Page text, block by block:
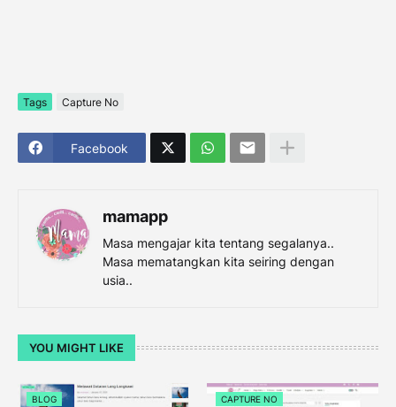
Tags Capture No
Facebook
mamapp
Masa mengajar kita tentang segalanya..
Masa mematangkan kita seiring dengan
usia..
YOU MIGHT LIKE
BLOG CAPTURE NO